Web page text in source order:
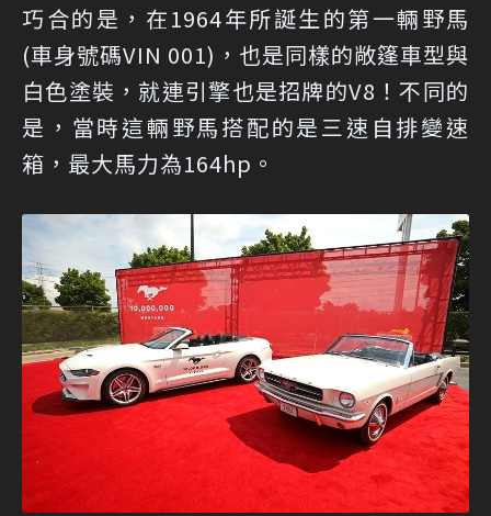
巧合的是，在1964年所誕生的第一輛野馬
(車身號碼VIN 001)，也是同樣的敞篷車型與
白色塗裝，就連引擎也是招牌的V8！不同的
是，當時這輛野馬搭配的是三速自排變速
箱，最大馬力為164hp。